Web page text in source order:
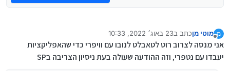
מ מוטי מןכתב ב23 באוג׳ 2022, 10:33
נערך לאחרונה על ידי
אני מנסה לצרוב רוט לטאבלט לנובו עם וויפרי כדי שהאפליקציות
יעבדו עם נטפרי, וזה ההודעה שעולה בעת ניסיון הצריבה בSP